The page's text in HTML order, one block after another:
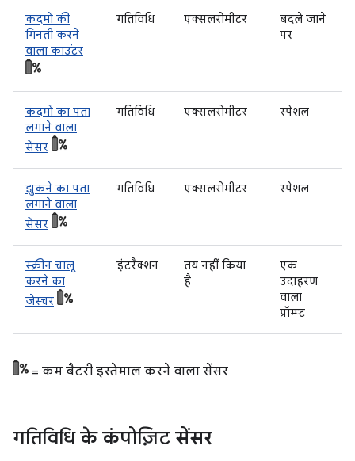
कदमों की
गिनती करने
वाला काउंटर
गतिविधि एक्सलरोमीटर
बदले जाने
पर
कदमों का पता
लगाने वाला
सेंसर
गतिविधि एक्सलरोमीटर स्पेशल
झुकने का पता
लगाने वाला
सेंसर
गतिविधि एक्सलरोमीटर स्पेशल
स्क्रीन चालू
करने का
जेस्चर
इंटरैक्शन
तय नहीं किया
है
एक
उदाहरण
वाला
प्रॉम्प्ट
= कम बैटरी इस्तेमाल करने वाला सेंसर
गतिविधि के कंपोज़िट सेंसर